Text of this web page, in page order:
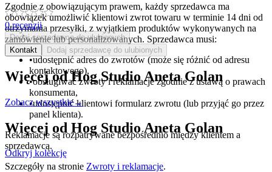
Zgodnie z obowiązującym prawem, każdy sprzedawca ma
obowiązek umożliwić klientowi zwrot towaru w terminie 14 dni od
otrzymania przesyłki, z wyjątkiem produktów wykonywanych na
zamówienie lub personalizowanych. Sprzedawca musi:
•udostępnić adres do zwrotów (może się różnić od adresu
kontaktowego),
•obsługiwać zwroty i reklamacje zgodnie z ustawą o prawach
konsumenta,
•udostępnić klientowi formularz zwrotu (lub przyjąć go przez
panel klienta).
Reklamacje są rozpatrywane bezpośrednio między klientem a
sprzedawcą.
Szczegóły na stronie Zwroty i reklamacje.
0recenzji
Dodaj sprzedawcę do ulubionych
Kontakt
Dodaj sprzedawcę do ulubionych
Więcej odHog Studio Aneta Golan
Zobacz wszystkie→
Więcej od Hog Studio Aneta Golan
Odkryj kolekcję